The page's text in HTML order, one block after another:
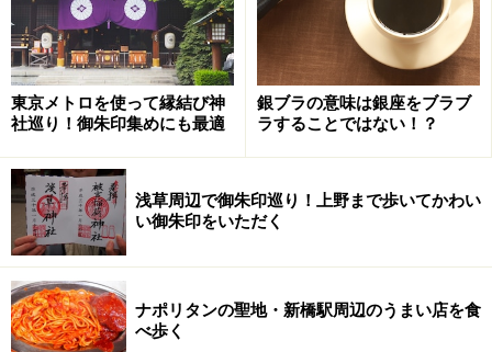
東京メトロを使って縁結び神
社巡り！御朱印集めにも最適
銀ブラの意味は銀座をブラブ
ラすることではない！？
浅草周辺で御朱印巡り！上野まで歩いてかわい
い御朱印をいただく
ナポリタンの聖地・新橋駅周辺のうまい店を食
べ歩く